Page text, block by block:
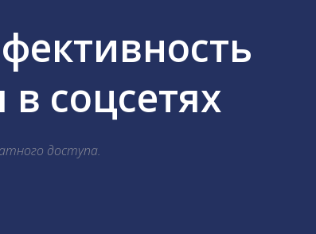
соцсетях
доступа.